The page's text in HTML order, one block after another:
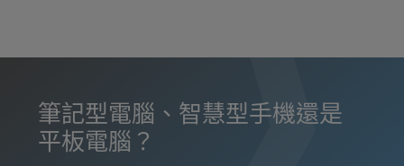
筆記型電腦、智慧型手機還是
平板電腦？